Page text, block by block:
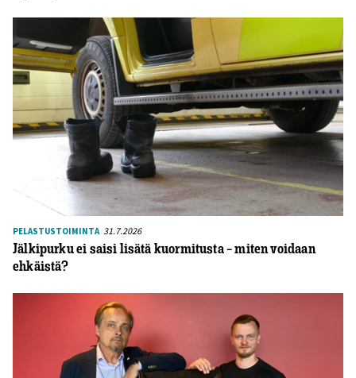
PELASTUSTOIMINTA 31.7.2026
Jälkipurku ei saisi lisätä kuormitusta – miten voidaan
ehkäistä?